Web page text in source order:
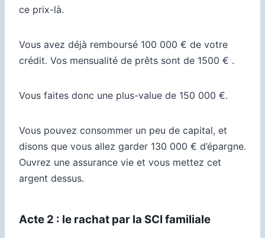
ce prix-là.
Vous avez déjà remboursé 100 000 € de votre
crédit. Vos mensualité de prêts sont de 1500 € .
Vous faites donc une plus-value de 150 000 €.
Vous pouvez consommer un peu de capital, et
disons que vous allez garder 130 000 € d’épargne.
Ouvrez une assurance vie et vous mettez cet
argent dessus.
Acte 2 : le rachat par la SCI familiale